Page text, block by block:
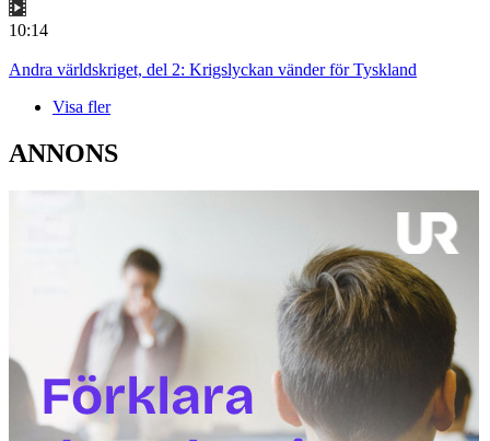
10:14
Andra världskriget, del 2: Krigslyckan vänder för Tyskland
Visa fler
ANNONS